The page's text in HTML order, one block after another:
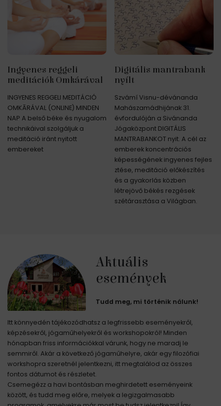
Ingyenes reggeli
meditációk Omkárával
INGYENES REGGELI MEDITÁCIÓ
OMKĀRÁVAL (ONLINE) MINDEN
NAP A belső béke és nyugalom
technikáival szolgáljuk a
meditáció iránt nyitott
embereket
Digitális mantrabank
nyílt
Szvámí Visnu-dévánanda
Mahászamádhijának 31.
évfordulóján a Sivánanda
Jógaközpont DIGITÁLIS
MANTRABANKOT nyit. A cél az
emberek koncentrációs
képességének ingyenes fejles
ztése, meditáció előkészítés
és a gyakorlás közben
létrejövő békés rezgések
szétárasztása a Világban.
Aktuális
események
Tudd meg, mi történik nálunk!
Itt könnyedén tájékozódhatsz a legfrissebb eseményekről,
képzésekről, jógaműhelyekről és workshopokról! Minden
hónapban friss információkkal várunk, hogy ne maradj le
semmiről. Akár a következő jógaműhelyre, akár egy filozófiai
workshopra szeretnél jelentkezni, itt megtalálod az összes
fontos dátumot és részletet.
Csemegézz a havi bontásban meghirdetett eseményeink
között, és tudd meg előre, melyek a legizgalmasabb